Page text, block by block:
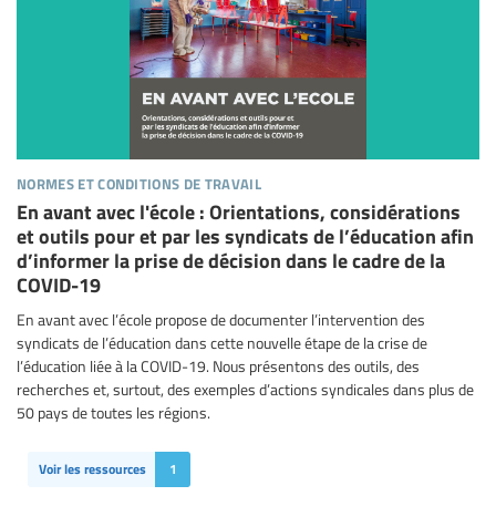
normes et conditions de travail
En avant avec l'école : Orientations, considérations
et outils pour et par les syndicats de l’éducation afin
d’informer la prise de décision dans le cadre de la
COVID-19
En avant avec l’école propose de documenter l’intervention des
syndicats de l’éducation dans cette nouvelle étape de la crise de
l’éducation liée à la COVID-19. Nous présentons des outils, des
recherches et, surtout, des exemples d’actions syndicales dans plus de
50 pays de toutes les régions.
Voir les ressources 1